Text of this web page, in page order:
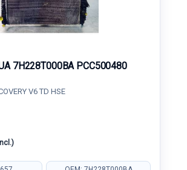
7H228T000BA PCC500480
V6 TD HSE